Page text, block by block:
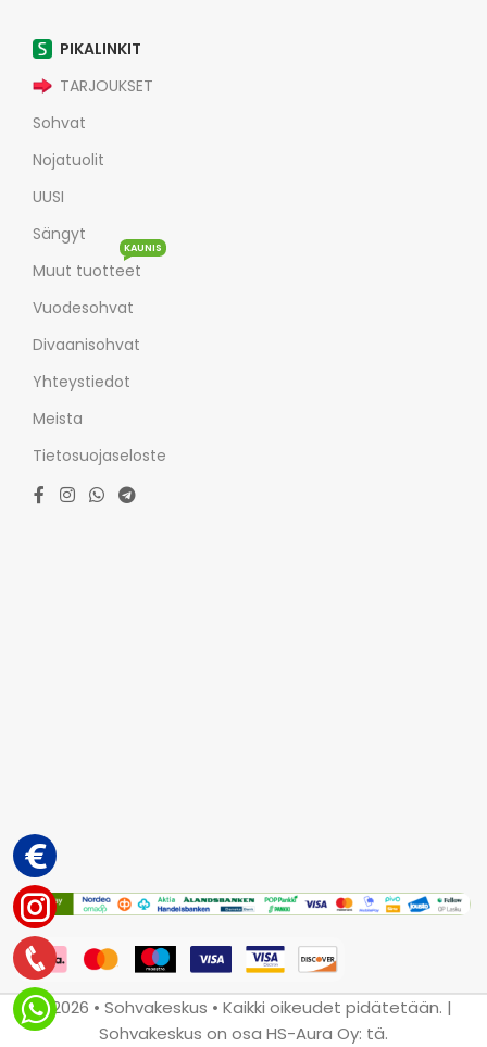
PIKALINKIT
TARJOUKSET
Sohvat
Nojatuolit
UUSI
Sängyt
Muut tuotteet
KAUNIS
Vuodesohvat
Divaanisohvat
Yhteystiedot
Meista
Tietosuojaseloste
© 2026 • Sohvakeskus • Kaikki oikeudet pidätetään. |
Sohvakeskus on osa HS-Aura Oy: tä.